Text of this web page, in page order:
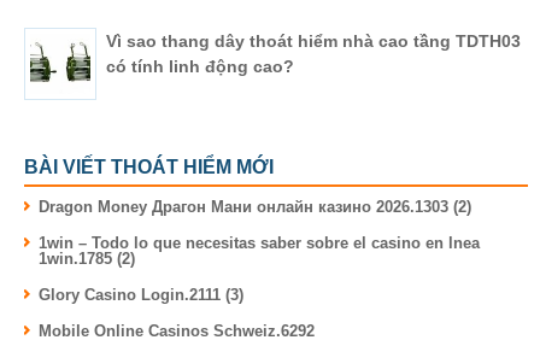
Vì sao thang dây thoát hiểm nhà cao tầng TDTH03
có tính linh động cao?
BÀI VIẾT THOÁT HIỂM MỚI
Dragon Money Драгон Мани онлайн казино 2026.1303 (2)
1win – Todo lo que necesitas saber sobre el casino en lnea
1win.1785 (2)
Glory Casino Login.2111 (3)
Mobile Online Casinos Schweiz.6292